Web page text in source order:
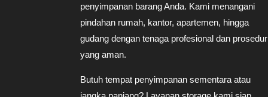
penyimpanan barang Anda. Kami menangani
pindahan rumah, kantor, apartemen, hingga
gudang dengan tenaga profesional dan prosedur
yang aman.
Butuh tempat penyimpanan sementara atau